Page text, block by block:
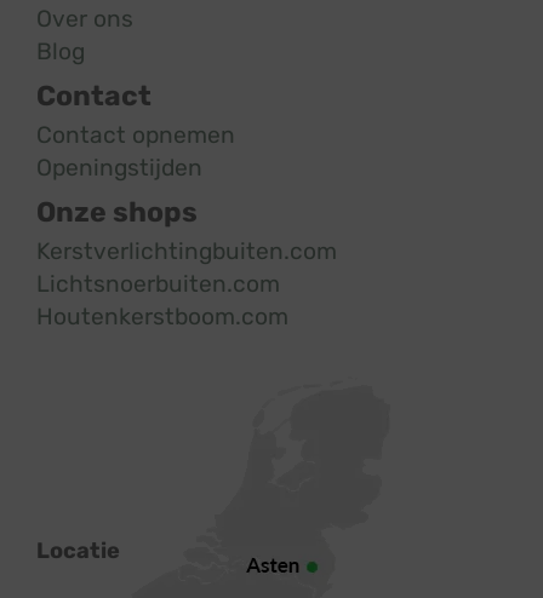
Over ons
Blog
Contact
Contact opnemen
Openingstijden
Onze shops
Kerstverlichtingbuiten.com
Lichtsnoerbuiten.com
Houtenkerstboom.com
Locatie